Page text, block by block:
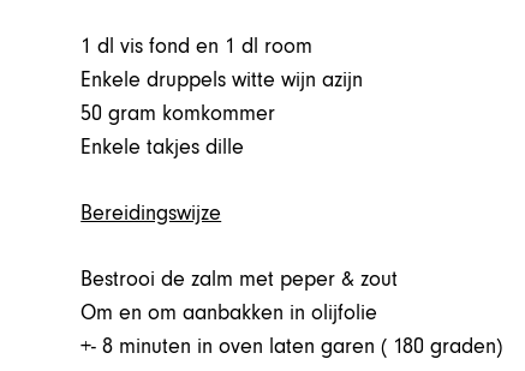
1 dl vis fond en 1 dl room
Enkele druppels witte wijn azijn
50 gram komkommer
Enkele takjes dille
Bereidingswijze
Bestrooi de zalm met peper & zout
Om en om aanbakken in olijfolie
+- 8 minuten in oven laten garen ( 180 graden)